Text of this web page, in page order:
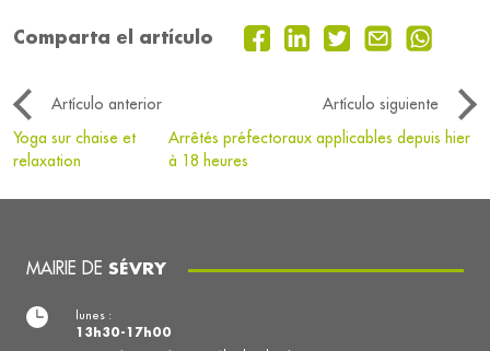
Comparta el artículo
Artículo anterior
Artículo siguiente
Yoga sur chaise et
relaxation
Arrêtés préfectoraux applicables depuis hier
à 18 heures
MAIRIE DE SÉVRY
lunes :
13h30-17h00